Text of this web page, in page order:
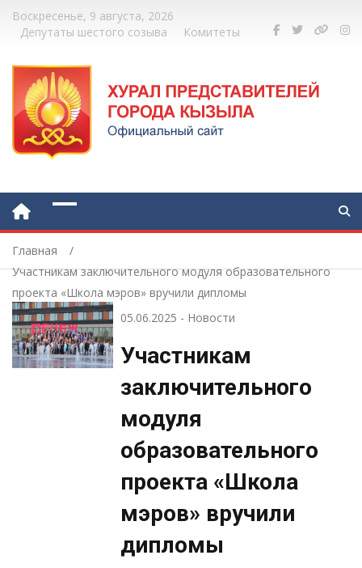
Воскресенье, 9 августа, 2026
Депутаты шестого созыва
Комитеты
Главная
Участникам заключительного модуля образовательного
проекта «Школа мэров» вручили дипломы
05.06.2025 - Новости
Участникам
заключительного
модуля
образовательного
проекта «Школа
мэров» вручили
дипломы